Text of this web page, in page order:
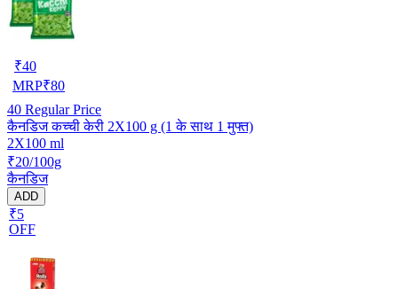
₹40
MRP₹80
40 Regular Price
कैनडिज कच्ची केरी 2X100 g (1 के साथ 1 मुफ्त)
2X100 ml
₹20/100g
कैनडिज
ADD
₹5
OFF